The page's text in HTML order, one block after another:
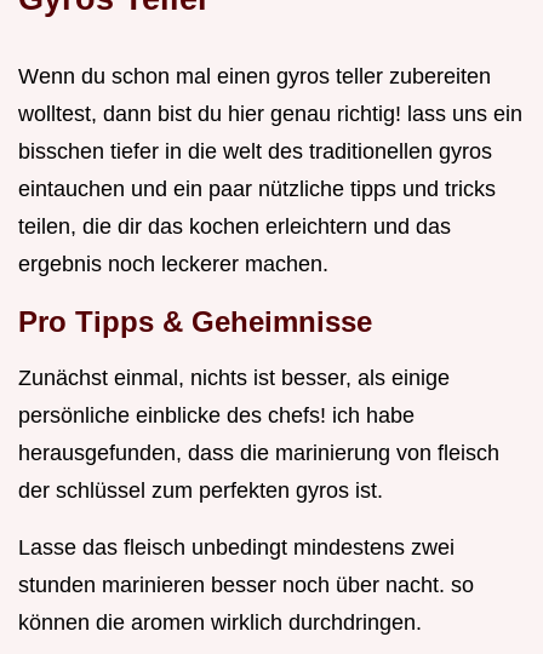
Wenn du schon mal einen gyros teller zubereiten
wolltest, dann bist du hier genau richtig! lass uns ein
bisschen tiefer in die welt des traditionellen gyros
eintauchen und ein paar nützliche tipps und tricks
teilen, die dir das kochen erleichtern und das
ergebnis noch leckerer machen.
Pro Tipps & Geheimnisse
Zunächst einmal, nichts ist besser, als einige
persönliche einblicke des chefs! ich habe
herausgefunden, dass die marinierung von fleisch
der schlüssel zum perfekten gyros ist.
Lasse das fleisch unbedingt mindestens zwei
stunden marinieren besser noch über nacht. so
können die aromen wirklich durchdringen.